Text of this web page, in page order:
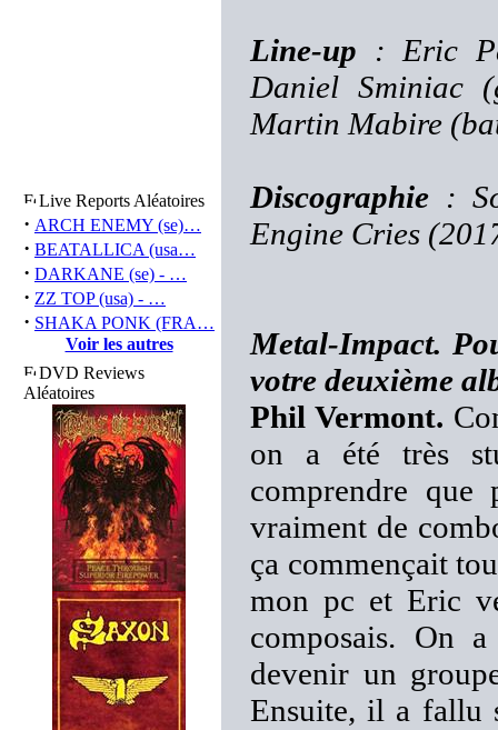
Live Reports Aléatoires
· ARCH ENEMY (se)…
· BEATALLICA (usa…
· DARKANE (se) - …
· ZZ TOP (usa) - …
· SHAKA PONK (FRA…
Voir les autres
DVD Reviews
Aléatoires
Line-up : Eric
Daniel Sminiac
Martin Mabire
Discographie :
Engine Cries
Metal-Impact.
votre deuxième
Phil Vermont.
on a été très
comprendre
vraiment de
ça commençait
mon pc et Eric
composais. On
devenir un
Ensuite, il a fallu